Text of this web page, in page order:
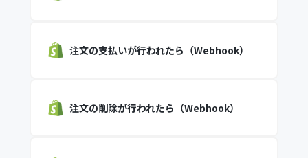
注文の支払いが行われたら（Webhook）
注文の削除が行われたら（Webhook）